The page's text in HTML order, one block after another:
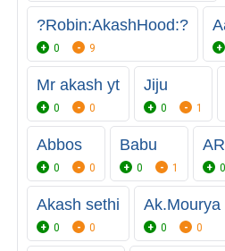
?Robin:AkashHood:?
0 9
Mr akash yt
0 0
Jiju
0 1
Abbos
0 0
Babu
0 1 0
Akash sethi
0 0
Ak.Mourya
0 0